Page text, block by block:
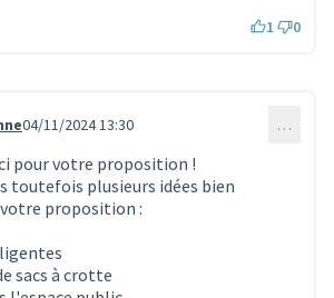
1 0
04/11/2024 13:30 …
pour votre proposition !
toutefois plusieurs idées bien
proposition :
sacs à crotte